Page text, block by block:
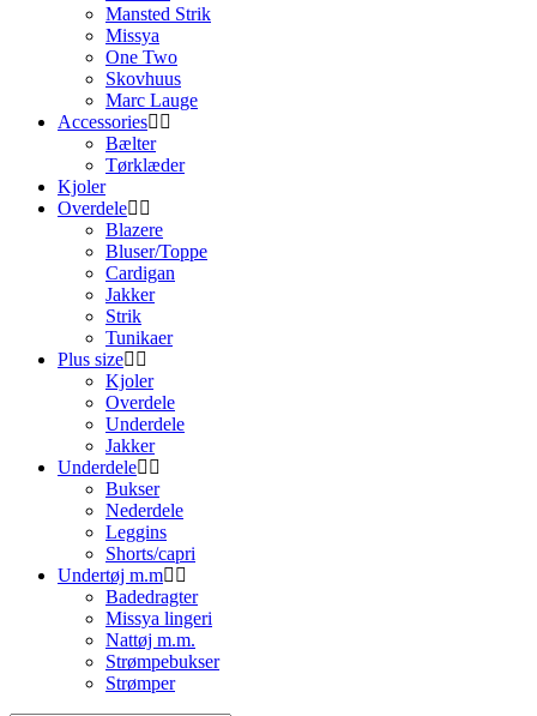
Mansted Strik
Missya
One Two
Skovhuus
Marc Lauge
Accessories
Bælter
Tørklæder
Kjoler
Overdele
Blazere
Bluser/Toppe
Cardigan
Jakker
Strik
Tunikaer
Plus size
Kjoler
Overdele
Underdele
Jakker
Underdele
Bukser
Nederdele
Leggins
Shorts/capri
Undertøj m.m
Badedragter
Missya lingeri
Nattøj m.m.
Strømpebukser
Strømper